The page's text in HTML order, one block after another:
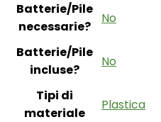
Batterie/Pile
necessarie?
‎No
Batterie/Pile
incluse?
‎No
Tipi di
materiale
‎Plastica